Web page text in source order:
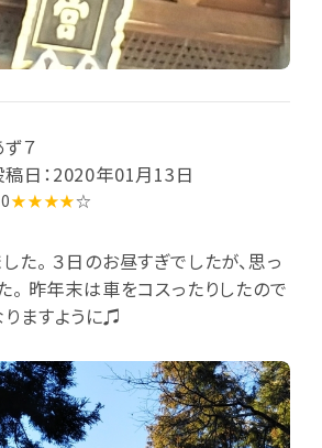
ず７
稿日：2020年01月13日
★★★★☆
た。 ３日のお昼すぎでしたが、思っ
。 昨年末は車をコスったりしたので
ますように♫